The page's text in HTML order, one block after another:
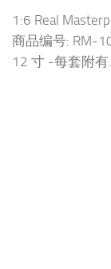
1:6 Real
商品编号: RM-
12 寸 -每套附有